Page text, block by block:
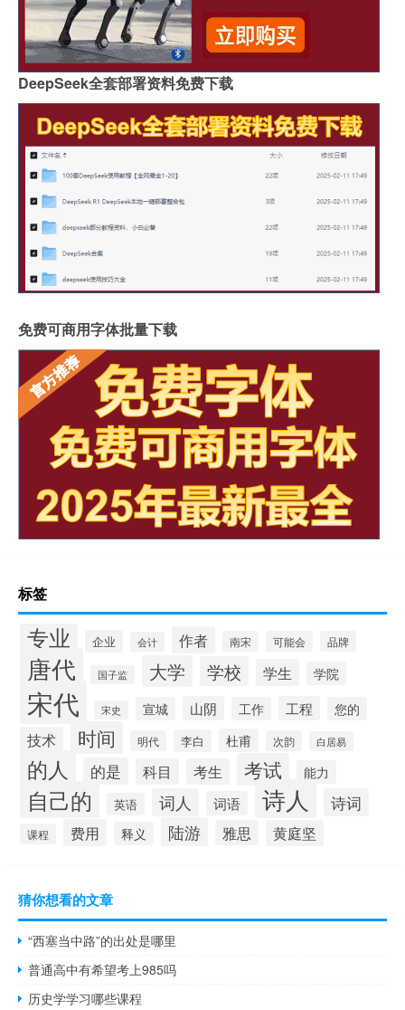
DeepSeek全套部署资料免费下载
免费可商用字体批量下载
标签
专业 企业 会计 作者 南宋 可能会 品牌
唐代 国子监 大学 学校 学生 学院
宋代 宋史 宣城 山阴 工作 工程 您的
技术 时间 明代 李白 杜甫 次韵 白居易
的人 的是 科目 考生 考试 能力
自己的 英语 词人 词语 诗人 诗词
课程 费用 释义 陆游 雅思 黄庭坚
猜你想看的文章
“西塞当中路”的出处是哪里
普通高中有希望考上985吗
历史学学习哪些课程